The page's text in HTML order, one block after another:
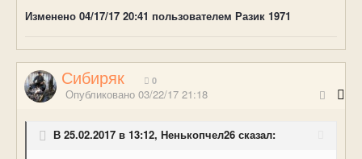
Изменено 04/17/17 20:41 пользователем Разик 1971
Сибиряк 0
Опубликовано 03/22/17 21:18
В 25.02.2017 в 13:12, Ненькопчел26 сказал: